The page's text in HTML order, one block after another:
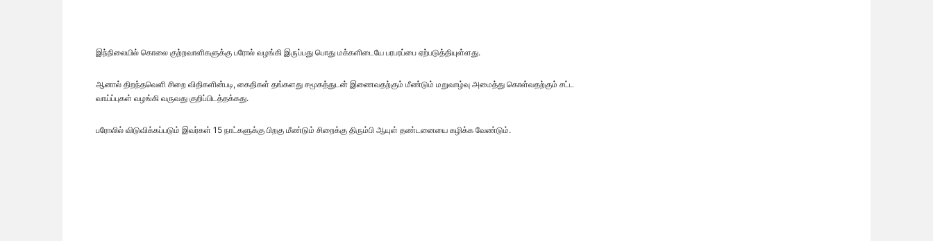
இந்நிலையில் கொலை குற்றவாளிகளுக்கு பரோல் வழங்கி இருப்பது பொது மக்களிடையே பரபரப்பை ஏற்படுத்தியுள்ளது.
ஆனால் திறந்தவெளி சிறை விதிகளின்படி, கைதிகள் தங்களது சமூகத்துடன் இணைவதற்கும் மீண்டும் மறுவாழ்வு அமைத்து கொள்வதற்கும் சட்ட
வாய்ப்புகள் வழங்கி வருவது குறிப்பிடத்தக்கது.
பரோலில் விடுவிக்கப்படும் இவர்கள் 15 நாட்களுக்கு பிறகு மீண்டும் சிறைக்கு திரும்பி ஆயுள் தண்டனையை கழிக்க வேண்டும்.